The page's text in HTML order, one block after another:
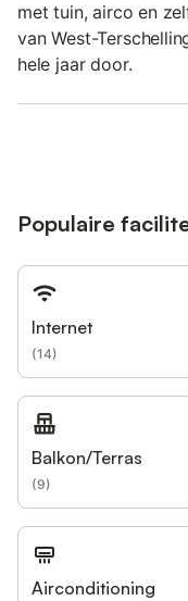
met tuin, airco en
van West-
hele jaar door.
Populaire
Internet
(14)
Balkon/Terras
(9)
Airconditioning